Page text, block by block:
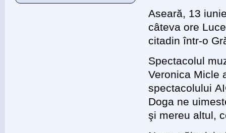
Aseară, 13
câteva ore
citadin într-o
Spectacolul
Veronica Micle
spectacolului
Doga ne
şi mereu altul,